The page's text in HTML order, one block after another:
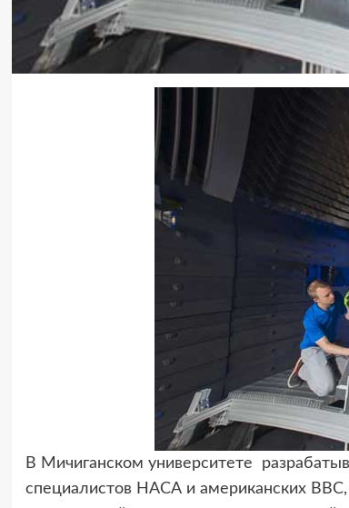
В Мичиганском университете
специалистов НАСА и американских